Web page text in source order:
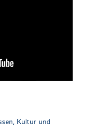
Kultur und